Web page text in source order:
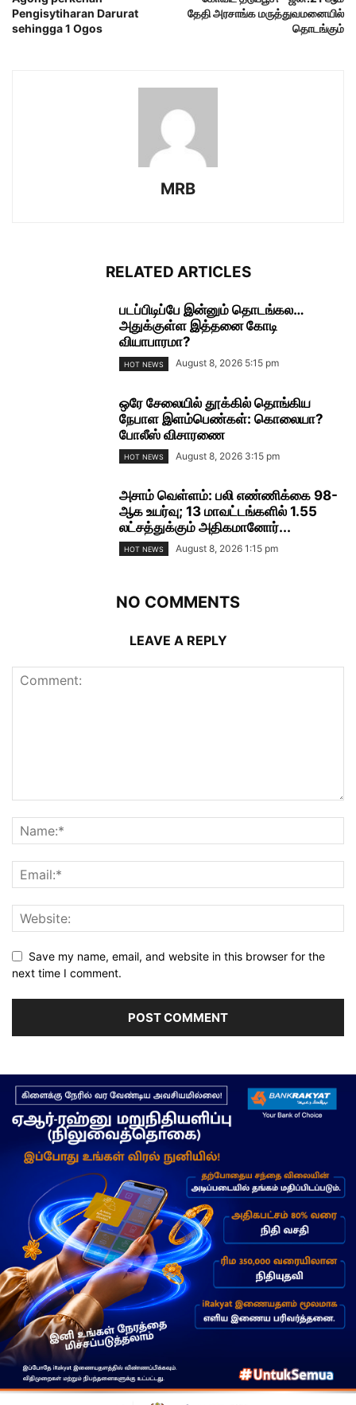
Pengisytiharan Darurat
sehingga 1 Ogos
தேதி அரசாங்க மருத்துவமனையில்
தொடங்கும்
MRB
RELATED ARTICLES
படப்பிடிப்பே இன்னும் தொடங்கல…
அதுக்குள்ள இத்தனை கோடி
வியாபாரமா?
HOT NEWS August 8, 2026 5:15 pm
ஒரே சேலையில் தூக்கில் தொங்கிய
நேபாள இளம்பெண்கள்: கொலையா?
போலீஸ் விசாரணை
HOT NEWS August 8, 2026 3:15 pm
அசாம் வெள்ளம்: பலி எண்ணிக்கை 98-
ஆக உயர்வு; 13 மாவட்டங்களில் 1.55
லட்சத்துக்கும் அதிகமானோர்...
HOT NEWS August 8, 2026 1:15 pm
NO COMMENTS
LEAVE A REPLY
Save my name, email, and website in this browser for the
next time I comment.